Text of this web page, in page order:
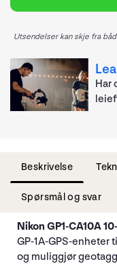
Utsendelser kan skje fra
Har
Beskrivelse
Spørsmål og svar
Nikon GP1-CA10A
GP-1A-GPS-enheter
og muliggjør